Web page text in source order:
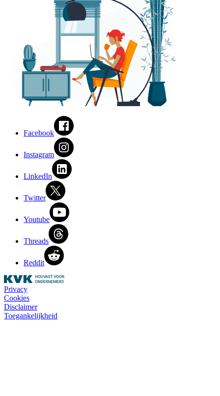
Facebook
Instagram
LinkedIn
Twitter
Youtube
Threads
Reddit
Privacy
Cookies
Disclaimer
Toegankelijkheid